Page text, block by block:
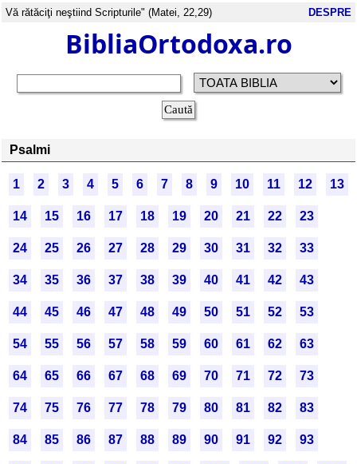
Vă rătăciţi neştiind Scripturile" (Matei, 22,29) DESPRE
BibliaOrtodoxa.ro
Psalmi
1 2 3 4 5 6 7 8 9 10 11 12 13
14 15 16 17 18 19 20 21 22 23
24 25 26 27 28 29 30 31 32 33
34 35 36 37 38 39 40 41 42 43
44 45 46 47 48 49 50 51 52 53
54 55 56 57 58 59 60 61 62 63
64 65 66 67 68 69 70 71 72 73
74 75 76 77 78 79 80 81 82 83
84 85 86 87 88 89 90 91 92 93